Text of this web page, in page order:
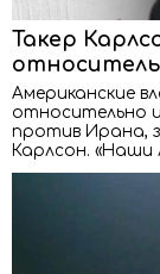
Такер
Американские
относительно
против Ирана,
Карлсон. «Наши